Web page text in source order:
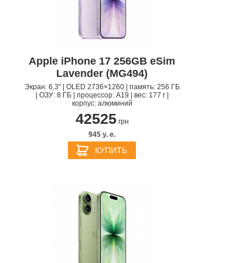
APPLE IPHONE 16
APPLE IPHONE 15
APPLE PENCIL ДЛЯ IPAD
PRO
APPLE TV 4K
Apple iPhone 17 256GB eSim
Lavender (MG494)
Экран: 6,3" | OLED 2736×1260 | память: 256 ГБ
| ОЗУ: 8 ГБ | процессор: A19 | вес: 177 г |
корпус: алюминий
42525грн
945 y. e.
КУПИТЬ